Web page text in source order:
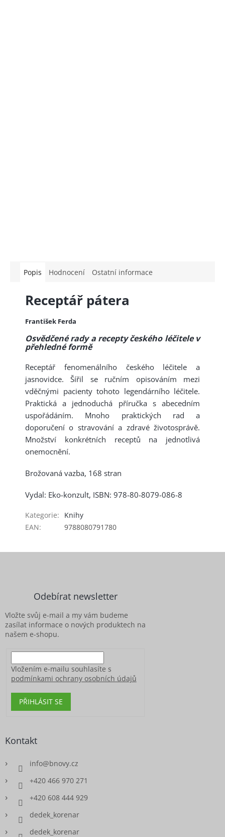
Popis Hodnocení Ostatní informace
Receptář pátera
František Ferda
Osvědčené rady a recepty českého léčitele v
přehledné formě
Receptář fenomenálního českého léčitele a
jasnovidce. Šířil se ručním opisováním mezi
vděčnými pacienty tohoto legendárního léčitele.
Praktická a jednoduchá příručka s abecedním
uspořádáním. Mnoho praktických rad a
doporučení o stravování a zdravé životosprávě.
Množství konkrétních receptů na jednotlivá
onemocnění.
Brožovaná vazba, 168 stran
Vydal: Eko-konzult, ISBN: 978-80-8079-086-8
Kategorie:
Knihy
EAN: 9788080791780
Odebírat newsletter
Vložte svůj e-mail a my vám budeme
zasílat informace o nových produktech na
našem e-shopu.
Vložením e-mailu souhlasíte s
podmínkami ochrany osobních údajů
PŘIHLÁSIT SE
Kontakt
info@bnovy.cz
+420 466 970 271
+420 608 444 929
dedek_korenar
dedek_korenar